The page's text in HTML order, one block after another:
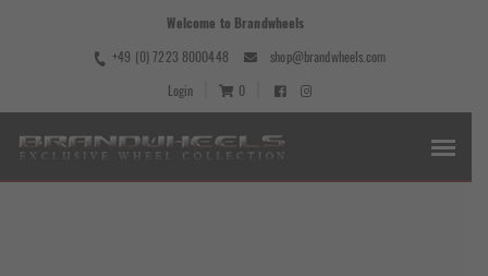
Welcome to Brandwheels
+49 (0) 7223 8000448
shop@brandwheels.com
Login
0